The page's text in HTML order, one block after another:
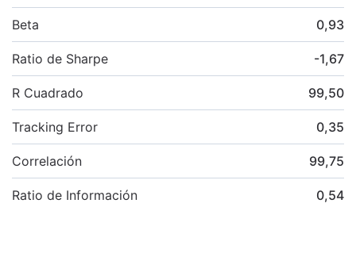
Beta 0,93
Ratio de Sharpe -1,67
R Cuadrado 99,50
Tracking Error 0,35
Correlación 99,75
Ratio de Información 0,54